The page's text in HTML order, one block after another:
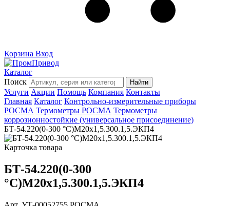
Корзина Вход
Каталог
Поиск
Найти
Услуги Акции Помощь Компания Контакты
Главная Каталог Контрольно-измерительные приборы
РОСМА Термометры РОСМА Термометры
коррозионностойкие (универсальное присоединение)
БТ-54.220(0-300 °C)M20x1,5.300.1,5.ЭКП4
Карточка товара
БТ-54.220(0-300
°C)M20x1,5.300.1,5.ЭКП4